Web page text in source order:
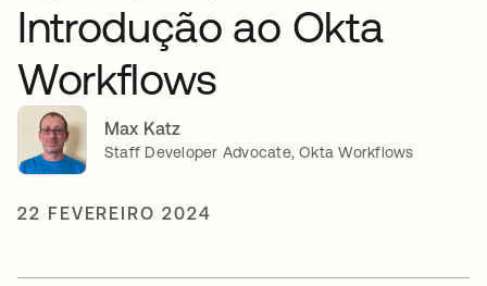
Introdução ao Okta
Workflows
Max Katz
Staff Developer Advocate, Okta Workflows
22 FEVEREIRO 2024